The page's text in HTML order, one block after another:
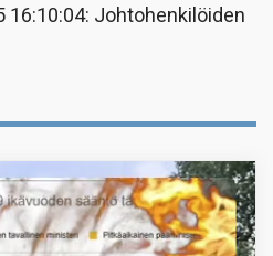
16:10:04: Johtohenkilöiden